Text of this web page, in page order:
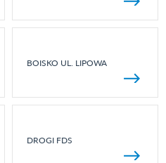
BOISKO UL. LIPOWA
DROGI FDS